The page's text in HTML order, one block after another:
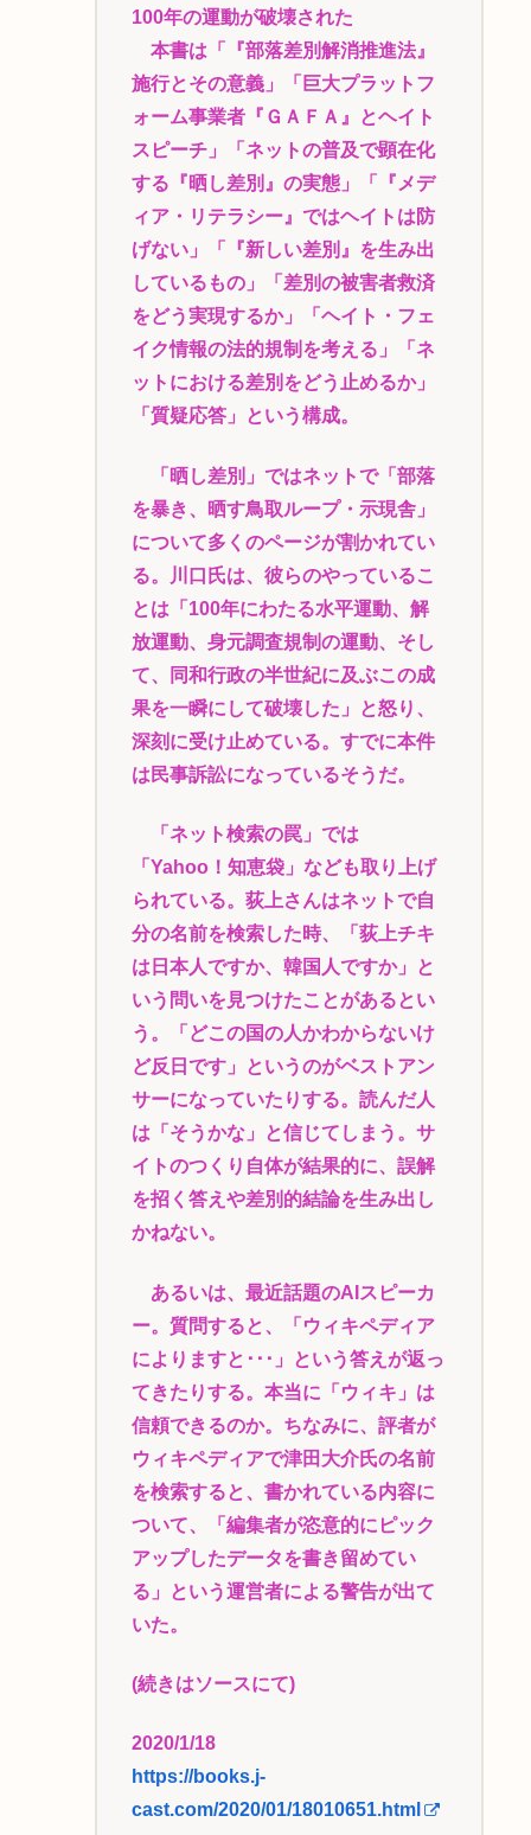
100年の運動が破壊された
本書は「『部落差別解消推進法』
施行とその意義」「巨大プラットフ
ォーム事業者『ＧＡＦＡ』とヘイト
スピーチ」「ネットの普及で顕在化
する『晒し差別』の実態」「『メデ
ィア・リテラシー』ではヘイトは防
げない」「『新しい差別』を生み出
しているもの」「差別の被害者救済
をどう実現するか」「ヘイト・フェ
イク情報の法的規制を考える」「ネ
ットにおける差別をどう止めるか」
「質疑応答」という構成。
「晒し差別」ではネットで「部落
を暴き、晒す鳥取ループ・示現舎」
について多くのページが割かれてい
る。川口氏は、彼らのやっているこ
とは「100年にわたる水平運動、解
放運動、身元調査規制の運動、そし
て、同和行政の半世紀に及ぶこの成
果を一瞬にして破壊した」と怒り、
深刻に受け止めている。すでに本件
は民事訴訟になっているそうだ。
「ネット検索の罠」では
「Yahoo！知恵袋」なども取り上げ
られている。荻上さんはネットで自
分の名前を検索した時、「荻上チキ
は日本人ですか、韓国人ですか」と
いう問いを見つけたことがあるとい
う。「どこの国の人かわからないけ
ど反日です」というのがベストアン
サーになっていたりする。読んだ人
は「そうかな」と信じてしまう。サ
イトのつくり自体が結果的に、誤解
を招く答えや差別的結論を生み出し
かねない。
あるいは、最近話題のAIスピーカ
ー。質問すると、「ウィキペディア
によりますと･･･」という答えが返っ
てきたりする。本当に「ウィキ」は
信頼できるのか。ちなみに、評者が
ウィキペディアで津田大介氏の名前
を検索すると、書かれている内容に
ついて、「編集者が恣意的にピック
アップしたデータを書き留めてい
る」という運営者による警告が出て
いた。
(続きはソースにて)
2020/1/18
https://books.j-
cast.com/2020/01/18010651.html